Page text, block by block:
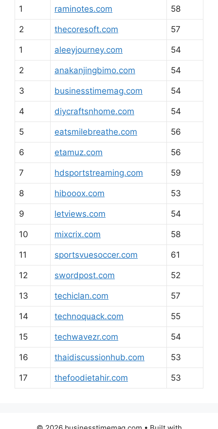
1 raminotes.com 58
2 thecoresoft.com 57
1 aleeyjourney.com 54
2 anakanjingbimo.com 54
3 businesstimemag.com 54
4 diycraftsnhome.com 54
5 eatsmilebreathe.com 56
6 etamuz.com 56
7 hdsportstreaming.com 59
8 hibooox.com 53
9 letviews.com 54
10 mixcrix.com 58
11 sportsvuesoccer.com 61
12 swordpost.com 52
13 techiclan.com 57
14 technoquack.com 55
15 techwavezr.com 54
16 thaidiscussionhub.com 53
17 thefoodietahir.com 53